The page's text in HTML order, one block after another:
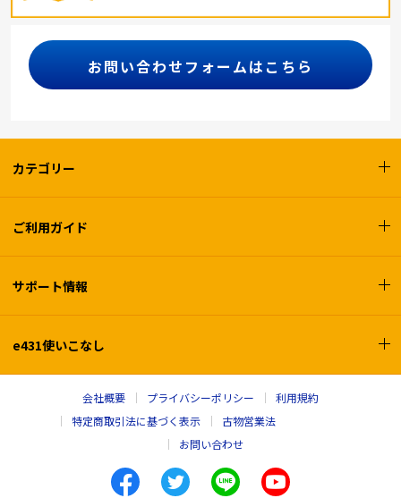
お問い合わせフォームはこちら
カテゴリー
ご利用ガイド
サポート情報
e431使いこなし
会社概要 プライバシーポリシー
利用規約
特定商取引法に基づく表示
古物営業法
お問い合わせ